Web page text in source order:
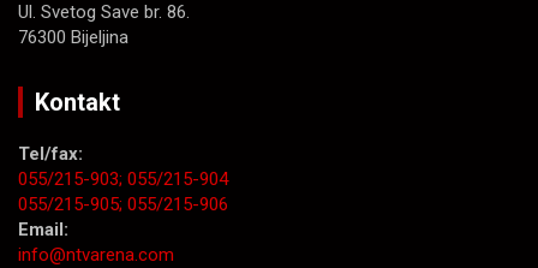
Ul. Svetog Save br. 86.
76300 Bijeljina
Kontakt
Tel/fax:
055/215-903; 055/215-904
055/215-905; 055/215-906
Email:
info@ntvarena.com